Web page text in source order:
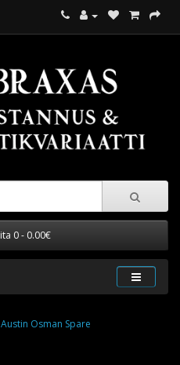
Tuotteita 0 - 0.00€
Austin Osman Spare